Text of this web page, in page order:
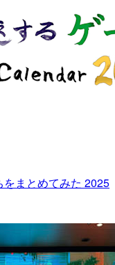
まとめてみた 2025